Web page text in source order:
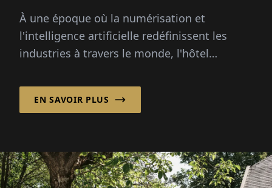
À une époque où la numérisation et
l'intelligence artificielle redéfinissent les
industries à travers le monde, l'hôtel
c'est la connexion humaine authentique qui
fait ou défait l'expérience que leurs clients
EN SAVOIR PLUS